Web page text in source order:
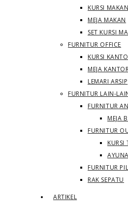
KURSI MAKAN
MEJA MAKAN
SET KURSI
FURNITUR OFFICE
KURSI
MEJA
LEMARI ARSIP
FURNITUR LAIN-
FURNITUR
MEJA
FURNITUR
KURSI
FURNITUR
RAK SEPATU
ARTIKEL